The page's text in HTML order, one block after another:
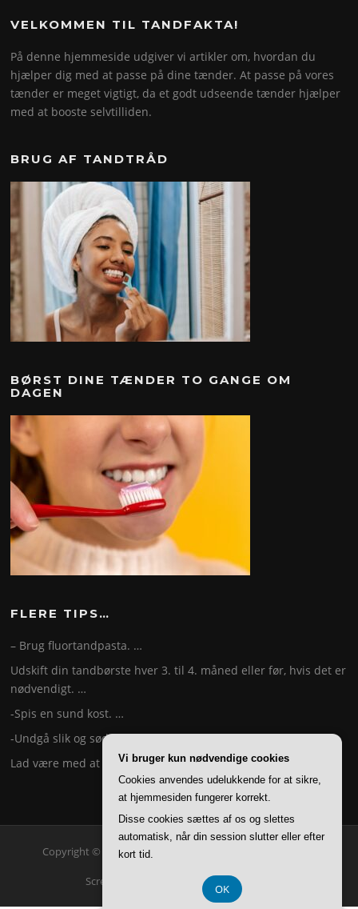
VELKOMMEN TIL TANDFAKTA!
På denne hjemmeside udgiver vi artikler om, hvordan du
hjælper dig med at passe på dine tænder. At passe på vores
tænder er meget vigtigt, da et godt udseende tænder hjælper
med at booste selvtilliden.
BRUG AF TANDTRÅD
BØRST DINE TÆNDER TO GANGE OM
DAGEN
FLERE TIPS…
– Brug fluortandpasta. …
Udskift din tandbørste hver 3. til 4. måned eller før, hvis det er
nødvendigt. …
-Spis en sund kost. …
-Undgå slik og sødede drikke. …
Lad være med at ryge. …
Copyright © 2026 Tandfakta. Alle rettigheder forbeholdes.
Screenr parallax theme af FameThemes
Vi bruger kun nødvendige cookies
Cookies anvendes udelukkende for at sikre,
at hjemmesiden fungerer korrekt.
Disse cookies sættes af os og slettes
automatisk, når din session slutter eller efter
kort tid.
OK